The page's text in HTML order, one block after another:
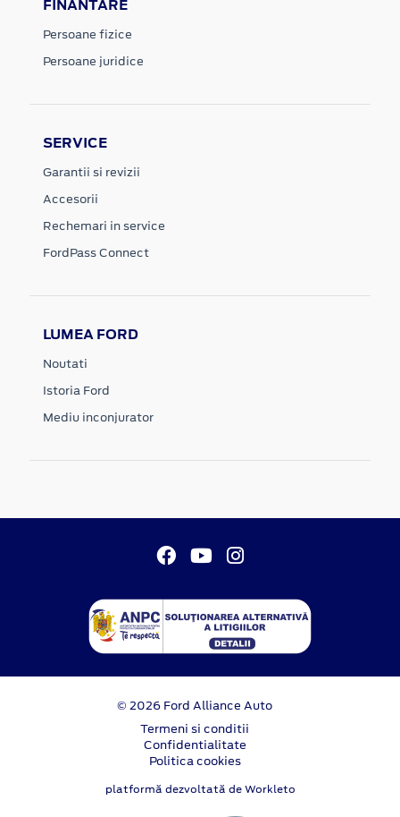
FINANTARE
Persoane fizice
Persoane juridice
SERVICE
Garantii si revizii
Accesorii
Rechemari in service
FordPass Connect
LUMEA FORD
Noutati
Istoria Ford
Mediu inconjurator
© 2026 Ford Alliance Auto
Termeni si conditii
Confidentialitate
Politica cookies
platformă dezvoltată de Workleto